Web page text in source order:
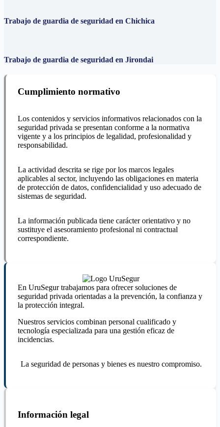
Trabajo de guardia de seguridad en Chichica
Trabajo de guardia de seguridad en Jirondai
Cumplimiento normativo
Los contenidos y servicios informativos relacionados con la
seguridad privada se presentan conforme a la normativa
vigente y a los principios de legalidad, profesionalidad y
responsabilidad.
La actividad descrita se rige por los marcos legales
aplicables al sector, incluyendo las obligaciones en materia
de protección de datos, confidencialidad y uso adecuado de
sistemas de seguridad.
La información publicada tiene carácter orientativo y no
sustituye el asesoramiento profesional ni contractual
correspondiente.
En UruSegur trabajamos para ofrecer soluciones de
seguridad privada orientadas a la prevención, la confianza y
la protección integral.
Nuestros servicios combinan personal cualificado y
tecnología especializada para una gestión eficaz de
incidencias.
La seguridad de personas y bienes es nuestro compromiso.
Información legal